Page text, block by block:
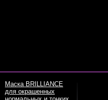
Маска BRILLIANCE
для окрашенных